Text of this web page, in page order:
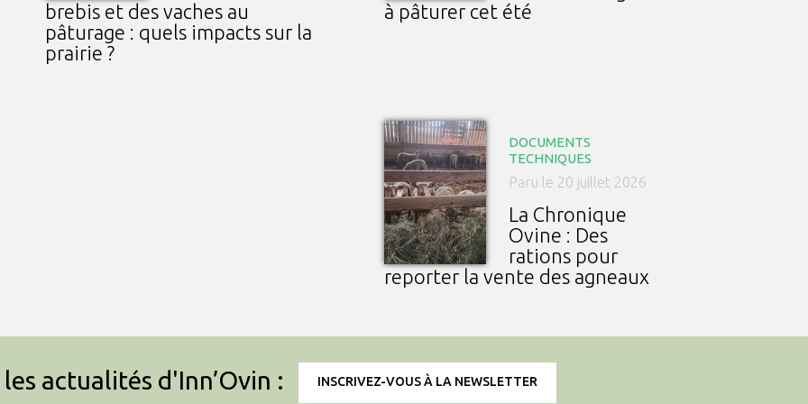
brebis et des vaches au
pâturage : quels impacts sur la
prairie ?
à pâturer cet été
DOCUMENTS
TECHNIQUES
Paru le 20 juillet 2026
La Chronique
Ovine : Des
rations pour
reporter la vente des agneaux
actualités d'Inn’Ovin : INSCRIVEZ-VOUS À LA NEWSLETTER